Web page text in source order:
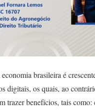
brasileira é
digitais, os quais, ao
trazer benefícios, tais como: